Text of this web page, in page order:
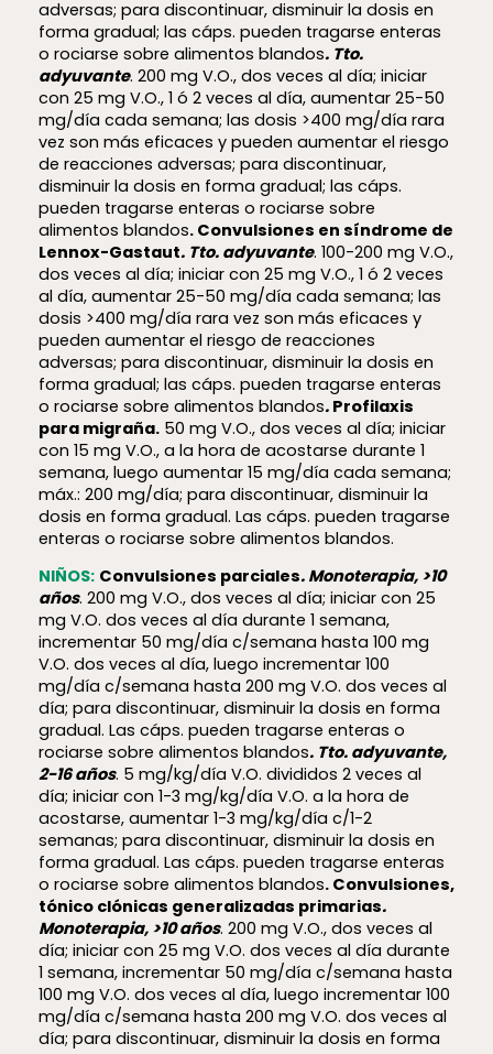
adversas; para discontinuar, disminuir la dosis en
forma gradual; las cáps. pueden tragarse enteras
o rociarse sobre alimentos blandos. Tto.
adyuvante. 200 mg V.O., dos veces al día; iniciar
con 25 mg V.O., 1 ó 2 veces al día, aumentar 25-50
mg/día cada semana; las dosis >400 mg/día rara
vez son más eficaces y pueden aumentar el riesgo
de reacciones adversas; para discontinuar,
disminuir la dosis en forma gradual; las cáps.
pueden tragarse enteras o rociarse sobre
alimentos blandos. Convulsiones en síndrome de
Lennox-Gastaut. Tto. adyuvante. 100-200 mg V.O.,
dos veces al día; iniciar con 25 mg V.O., 1 ó 2 veces
al día, aumentar 25-50 mg/día cada semana; las
dosis >400 mg/día rara vez son más eficaces y
pueden aumentar el riesgo de reacciones
adversas; para discontinuar, disminuir la dosis en
forma gradual; las cáps. pueden tragarse enteras
o rociarse sobre alimentos blandos. Profilaxis
para migraña.50 mg V.O., dos veces al día; iniciar
con 15 mg V.O., a la hora de acostarse durante 1
semana, luego aumentar 15 mg/día cada semana;
máx.: 200 mg/día; para discontinuar, disminuir la
dosis en forma gradual. Las cáps. pueden tragarse
enteras o rociarse sobre alimentos blandos.
NIÑOS: Convulsiones parciales. Monoterapia, >10
años. 200 mg V.O., dos veces al día; iniciar con 25
mg V.O. dos veces al día durante 1 semana,
incrementar 50 mg/día c/semana hasta 100 mg
V.O. dos veces al día, luego incrementar 100
mg/día c/semana hasta 200 mg V.O. dos veces al
día; para discontinuar, disminuir la dosis en forma
gradual. Las cáps. pueden tragarse enteras o
rociarse sobre alimentos blandos. Tto. adyuvante,
2-16 años. 5 mg/kg/día V.O. divididos 2 veces al
día; iniciar con 1-3 mg/kg/día V.O. a la hora de
acostarse, aumentar 1-3 mg/kg/día c/1-2
semanas; para discontinuar, disminuir la dosis en
forma gradual. Las cáps. pueden tragarse enteras
o rociarse sobre alimentos blandos. Convulsiones,
tónico clónicas generalizadas primarias.
Monoterapia, >10 años. 200 mg V.O., dos veces al
día; iniciar con 25 mg V.O. dos veces al día durante
1 semana, incrementar 50 mg/día c/semana hasta
100 mg V.O. dos veces al día, luego incrementar 100
mg/día c/semana hasta 200 mg V.O. dos veces al
día; para discontinuar, disminuir la dosis en forma